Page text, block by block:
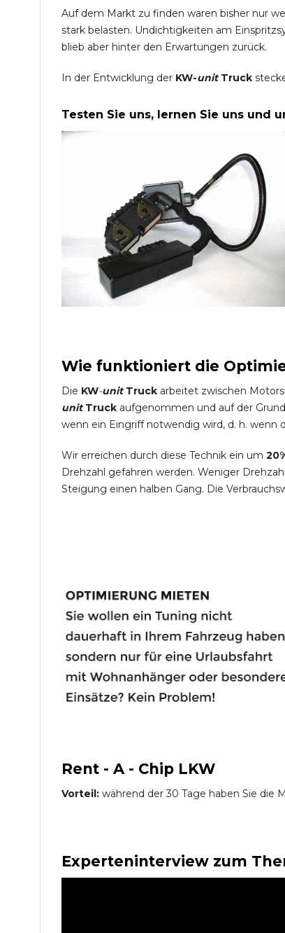
Auf dem Markt zu finden waren bisher nur
stark belasten. Undichtigkeiten am
blieb aber hinter den Erwartungen zurück.
In der Entwicklung der KW-unitTruck
Testen Sie uns, lernen Sie uns und
Wie funktioniert die
Die KW-unit Truck arbeitet zwischen
unit Truck aufgenommen und auf der
wenn ein Eingriff notwendig wird, d. h. wenn
Wir erreichen durch diese Technik ein um
Drehzahl gefahren werden. Weniger
Steigung einen halben Gang. Die
Rent - A - Chip LKW
Vorteil: während der 30 Tage haben Sie die
Experteninterview zum